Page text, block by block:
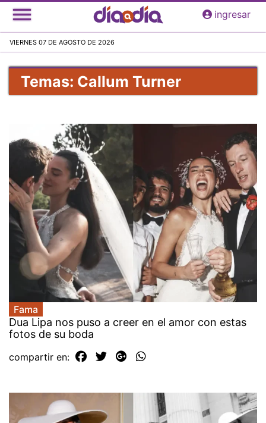
Pasar
al
principal
ingresar
VIERNES 07 DE AGOSTO DE 2026
Temas: Callum Turner
Fama
Dua Lipa nos puso a creer en el amor con estas
fotos de su boda
compartir en: